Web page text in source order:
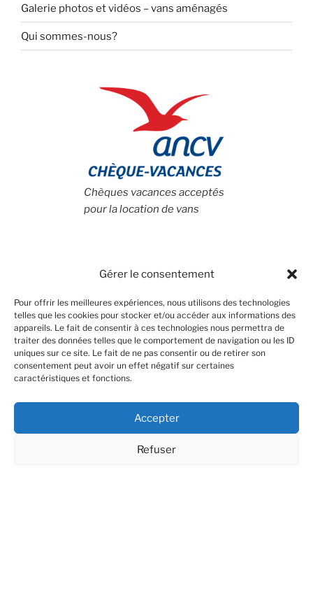
Gérer le consentement
Pour offrir les meilleures expériences, nous utilisons des technologies
telles que les cookies pour stocker et/ou accéder aux informations des
appareils. Le fait de consentir à ces technologies nous permettra de
traiter des données telles que le comportement de navigation ou les ID
uniques sur ce site. Le fait de ne pas consentir ou de retirer son
consentement peut avoir un effet négatif sur certaines
caractéristiques et fonctions.
Accepter
Refuser
Galerie photos et vidéos – vans aménagés
Qui sommes-nous?
Chèques vacances acceptés
pour la location de vans
Lecteur
vidéo